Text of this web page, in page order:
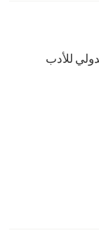
للأدب